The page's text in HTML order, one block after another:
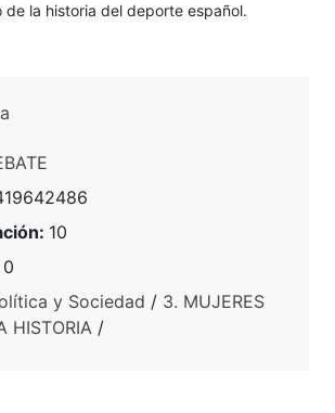
la historia del deporte español.
10
0
y Sociedad / 3. MUJERES
HISTORIA /